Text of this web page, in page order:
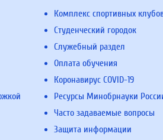
Комплекс спортивных
Студенческий городок
Служебный раздел
Оплата обучения
Коронавирус COVID-19
Ресурсы Минобрнауки
Часто задаваемые вопросы
Защита информации